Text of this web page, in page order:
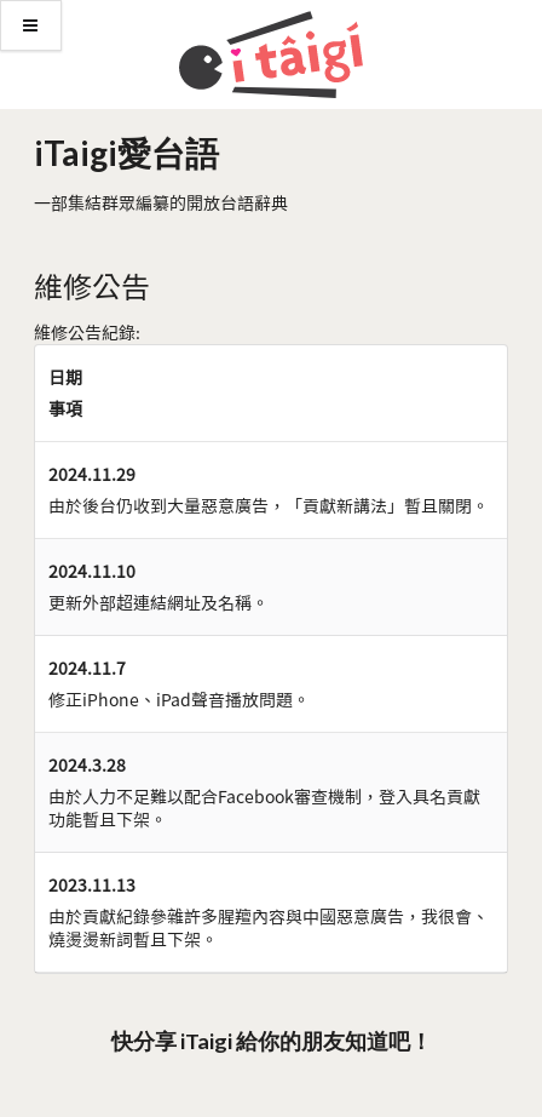
iTaigi愛台語
一部集結群眾編纂的開放台語辭典
維修公告
維修公告紀錄:
日期
事項
2024.11.29
由於後台仍收到大量惡意廣告，「貢獻新講法」暫且關閉。
2024.11.10
更新外部超連結網址及名稱。
2024.11.7
修正iPhone、iPad聲音播放問題。
2024.3.28
由於人力不足難以配合Facebook審查機制，登入具名貢獻
功能暫且下架。
2023.11.13
由於貢獻紀錄參雜許多腥羶內容與中國惡意廣告，我很會、
燒燙燙新詞暫且下架。
快分享 iTaigi 給你的朋友知道吧！